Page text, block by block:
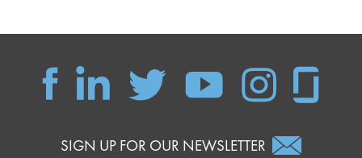
SIGN UP FOR OUR NEWSLETTER